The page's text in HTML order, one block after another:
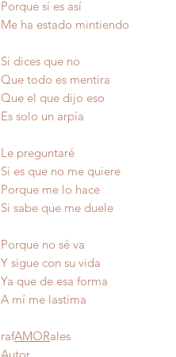
Porque sí es así
Me ha estado mintiendo
Si dices que no
Que todo es mentira
Que el que dijo eso
Es solo un arpía
Le preguntaré
Si es que no me quiere
Porque me lo hace
Si sabe que me duele
Porque no sé va
Y sigue con su vida
Ya que de esa forma
A mí me
rafAMORales